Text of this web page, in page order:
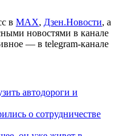
в МАХ, Дзен.Новости, а
новостями в канале
— в telegram-канале
автодороги и
о сотрудничестве